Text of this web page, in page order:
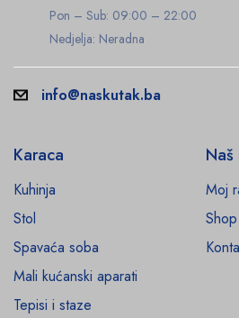
Pon – Sub: 09:00 – 22:00
Nedjelja: Neradna
info@naskutak.ba
Karaca
Kuhinja
Stol
Spavaća soba
Mali kućanski aparati
Tepisi i staze
Moj
Shop